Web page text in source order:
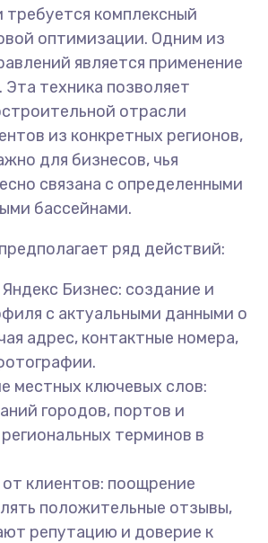
комплексный
оптимизации. Одним из
является применение
Эта техника позволяет
отрасли
из конкретных регионов,
для бизнесов, чья
связана с определенными
бассейнами.
ряд действий:
Бизнес: создание и
с актуальными данными о
адрес, контактные номера,
местных ключевых слов:
городов, портов и
терминов в
клиентов: поощрение
положительные отзывы,
репутацию и доверие к